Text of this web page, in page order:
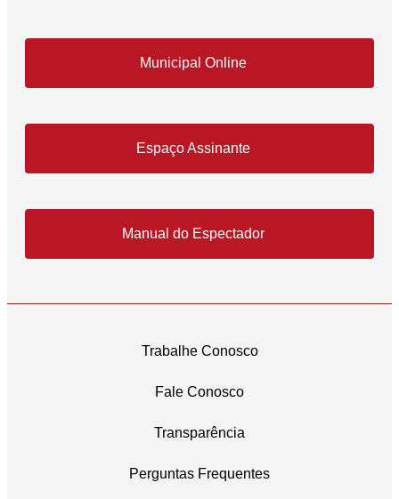
Municipal Online
Espaço Assinante
Manual do Espectador
Trabalhe Conosco
Fale Conosco
Transparência
Perguntas Frequentes